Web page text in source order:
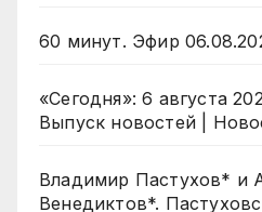
60 минут. Эфир
«Сегодня»: 6 августа
Выпуск новостей |
Владимир Пастухов* и
Венедиктов*.